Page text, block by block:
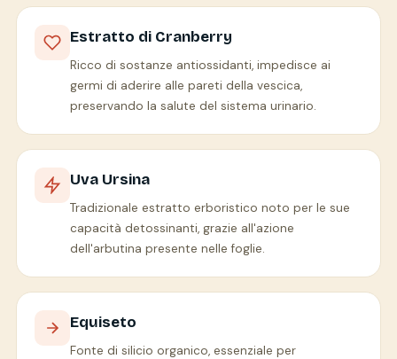
Estratto di Cranberry
Ricco di sostanze antiossidanti, impedisce ai
germi di aderire alle pareti della vescica,
preservando la salute del sistema urinario.
Uva Ursina
Tradizionale estratto erboristico noto per le sue
capacità detossinanti, grazie all'azione
dell'arbutina presente nelle foglie.
Equiseto
Fonte di silicio organico, essenziale per